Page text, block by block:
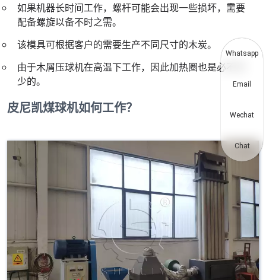
如果机器长时间工作，螺杆可能会出现一些损坏，需要
配备螺旋以备不时之需。
该模具可根据客户的需要生产不同尺寸的木炭。
由于木屑压球机在高温下工作，因此加热圈也是必不可
少的。
皮尼凯煤球机如何工作？
Whatsapp
Email
Wechat
Chat